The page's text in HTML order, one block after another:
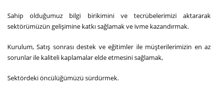
Sahip olduğumuz bilgi birikimini ve tecrübelerimizi aktararak
sektörümüzün gelişimine katkı sağlamak ve ivme kazandırmak.
Kurulum, Satış sonrası destek ve eğitimler ile müşterilerimizin en az
sorunlar ile kaliteli kaplamalar elde etmesini sağlamak,
Sektördeki öncülüğümüzü sürdürmek.